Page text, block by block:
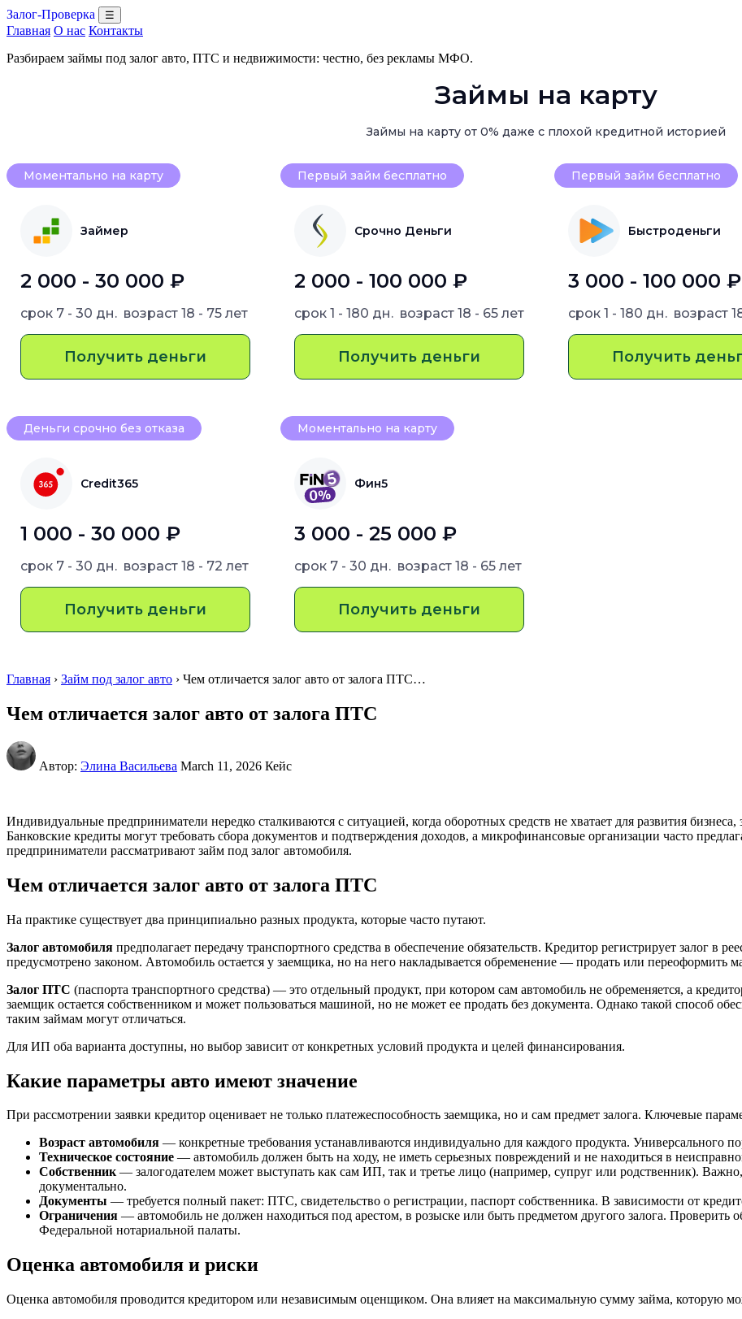
Залог-Проверка ☰
Главная О нас Контакты
Разбираем займы под залог авто, ПТС и недвижимости: честно, без рекламы МФО.
Займы на карту
Займы на карту от 0% даже с плохой кредитной историей
Моментально на карту
Займер
2 000 - 30 000 ₽
срок 7 - 30 дн. возраст 18 - 75 лет
Получить деньги
Первый займ бесплатно
Срочно Деньги
2 000 - 100 000 ₽
срок 1 - 180 дн. возраст 18 - 65 лет
Получить деньги
Первый займ бесплатно
Быстроденьги
3 000 - 100 000 ₽
срок 1 - 180 дн. возраст
Получить
Деньги срочно без отказа
Credit365
1 000 - 30 000 ₽
срок 7 - 30 дн. возраст 18 - 72 лет
Получить деньги
Моментально на карту
Фин5
3 000 - 25 000 ₽
срок 7 - 30 дн. возраст 18 - 65 лет
Получить деньги
Главная › Займ под залог авто › Чем отличается залог авто от залога ПТС…
Чем отличается залог авто от залога ПТС
Автор: Элина Васильева March 11, 2026 Кейс
Индивидуальные предприниматели нередко сталкиваются с ситуацией, когда оборотных средств не хватает для развития
Банковские кредиты могут требовать сбора документов и подтверждения доходов, а микрофинансовые организации часто
предприниматели рассматривают займ под залог автомобиля.
Чем отличается залог авто от залога ПТС
На практике существует два принципиально разных продукта, которые часто путают.
Залог автомобиля предполагает передачу транспортного средства в обеспечение обязательств. Кредитор регистрирует залог в
предусмотрено законом. Автомобиль остается у заемщика, но на него накладывается обременение — продать или переоформить
Залог ПТС (паспорта транспортного средства) — это отдельный продукт, при котором сам автомобиль не обременяется, а
заемщик остается собственником и может пользоваться машиной, но не может ее продать без документа. Однако такой способ
таким займам могут отличаться.
Для ИП оба варианта доступны, но выбор зависит от конкретных условий продукта и целей финансирования.
Какие параметры авто имеют значение
При рассмотрении заявки кредитор оценивает не только платежеспособность заемщика, но и сам предмет залога. Ключевые
Возраст автомобиля — конкретные требования устанавливаются индивидуально для каждого продукта. Универсального
Техническое состояние — автомобиль должен быть на ходу, не иметь серьезных повреждений и не находиться в
Собственник— залогодателем может выступать как сам ИП, так и третье лицо (например, супруг или родственник).
документально.
Документы — требуется полный пакет: ПТС, свидетельство о регистрации, паспорт собственника. В зависимости от
Ограничения — автомобиль не должен находиться под арестом, в розыске или быть предметом другого залога. Проверить
Федеральной нотариальной палаты.
Оценка автомобиля и риски
Оценка автомобиля проводится кредитором или независимым оценщиком. Она влияет на максимальную сумму займа, которую